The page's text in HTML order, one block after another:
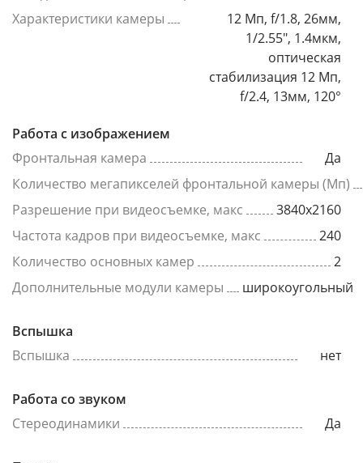
Характеристики камеры
12 Мп, f/1.8, 26мм,
1/2.55", 1.4мкм,
оптическая
стабилизация 12 Мп,
f/2.4, 13мм, 120°
Работа с изображением
Фронтальная камера
Да
Количество мегапикселей фронтальной камеры (Мп)
Разрешение при видеосъемке, макс
3840x2160
Частота кадров при видеосъемке, макс
240
Количество основных камер
2
Дополнительные модули камеры
широкоугольный
Вспышка
Вспышка
нет
Работа со звуком
Стереодинамики
Да